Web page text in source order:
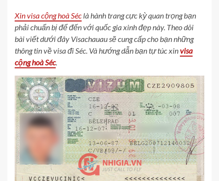
Xin visa cộng hoà Séc là hành trang cực kỳ quan trọng bạn
phải chuẩn bị để đến với quốc gia xinh đẹp này. Theo dõi
bài viết dưới đây Visachauau sẽ cung cấp cho bạn những
thông tin về visa đi Séc. Và hướng dẫn bạn tự túc xinvisa
cộng hoà Séc.